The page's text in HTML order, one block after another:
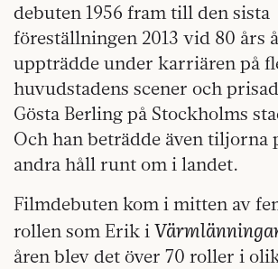
debuten 1956 fram till den sista
föreställningen 2013 vid 80 års
uppträdde under karriären på
huvudstadens scener och
Gösta Berling på Stockholms
Och han beträdde även tiljorna
andra håll runt om i landet.
Filmdebuten kom i mitten av
rollen som Erik i
åren blev det över 70 roller i